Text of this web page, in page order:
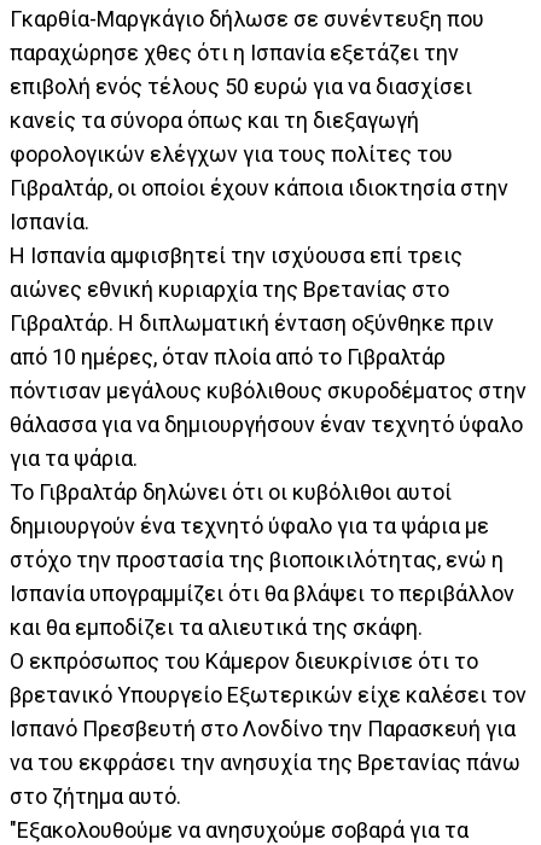
Γκαρθία-Μαργκάγιο δήλωσε σε συνέντευξη που
παραχώρησε χθες ότι η Ισπανία εξετάζει την
επιβολή ενός τέλους 50 ευρώ για να διασχίσει
κανείς τα σύνορα όπως και τη διεξαγωγή
φορολογικών ελέγχων για τους πολίτες του
Γιβραλτάρ, οι οποίοι έχουν κάποια ιδιοκτησία στην
Ισπανία.
Η Ισπανία αμφισβητεί την ισχύουσα επί τρεις
αιώνες εθνική κυριαρχία της Βρετανίας στο
Γιβραλτάρ. Η διπλωματική ένταση οξύνθηκε πριν
από 10 ημέρες, όταν πλοία από το Γιβραλτάρ
πόντισαν μεγάλους κυβόλιθους σκυροδέματος στην
θάλασσα για να δημιουργήσουν έναν τεχνητό ύφαλο
για τα ψάρια.
Το Γιβραλτάρ δηλώνει ότι οι κυβόλιθοι αυτοί
δημιουργούν ένα τεχνητό ύφαλο για τα ψάρια με
στόχο την προστασία της βιοποικιλότητας, ενώ η
Ισπανία υπογραμμίζει ότι θα βλάψει το περιβάλλον
και θα εμποδίζει τα αλιευτικά της σκάφη.
Ο εκπρόσωπος του Κάμερον διευκρίνισε ότι το
βρετανικό Υπουργείο Εξωτερικών είχε καλέσει τον
Ισπανό Πρεσβευτή στο Λονδίνο την Παρασκευή για
να του εκφράσει την ανησυχία της Βρετανίας πάνω
στο ζήτημα αυτό.
"Εξακολουθούμε να ανησυχούμε σοβαρά για τα